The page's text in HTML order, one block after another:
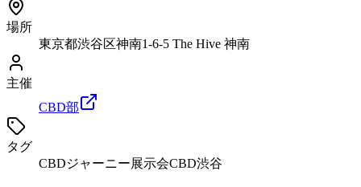
場所
東京都渋谷区神南1-6-5 The Hive 神南
主催
CBD部
タグ
CBDジャーニー展示会CBD渋谷